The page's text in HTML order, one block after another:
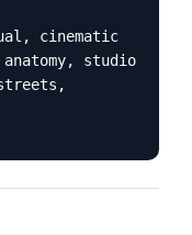
cinematic
studio